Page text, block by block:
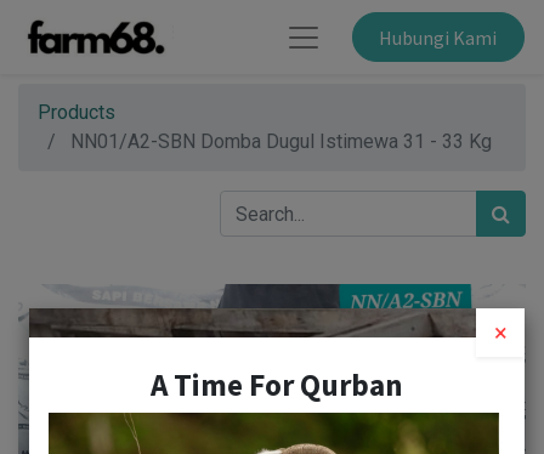
Hubungi Kami
Products
NN01/A2-SBN Domba Dugul Istimewa 31 - 33 Kg
×
A Time For Qurban